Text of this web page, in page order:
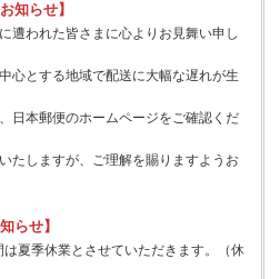
知らせ】
遭われた皆さまに心よりお見舞い申し
心とする地域で配送に大幅な遅れが生
日本郵便のホームページをご確認くだ
たしますが、ご理解を賜りますようお
らせ】
夏季休業とさせていただきます。（休